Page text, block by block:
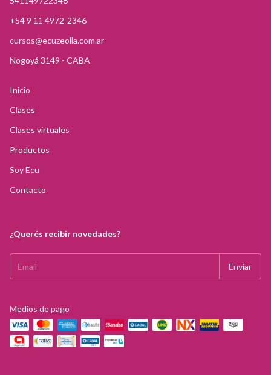
+54 9 11 4972-2346
cursos@ecuzeolla.com.ar
Nogoyá 3149 - CABA
Inicio
Clases
Clases virtuales
Productos
Soy Ecu
Contacto
¿Querés recibir novedades?
Medios de pago